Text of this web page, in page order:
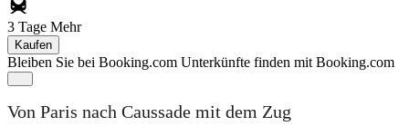
3 Tage Mehr
Kaufen
Bleiben Sie bei Booking.com Unterkünfte finden mit Booking.com
Von Paris nach Caussade mit dem Zug